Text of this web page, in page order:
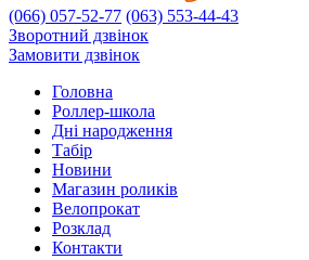
(066) 057-52-77 (063) 553-44-43
Зворотний дзвінок
Замовити дзвінок
Головна
Роллер-школа
Дні народження
Табір
Новини
Магазин роликів
Велопрокат
Розклад
Контакти